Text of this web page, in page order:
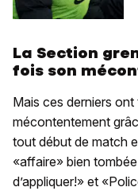
La Section
fois son
Mais ces derniers
mécontentement
tout début de match
«affaire» bien
d’appliquer!» et